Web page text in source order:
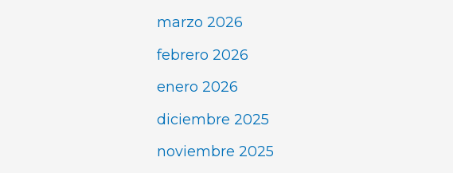
marzo 2026
febrero 2026
enero 2026
diciembre 2025
noviembre 2025